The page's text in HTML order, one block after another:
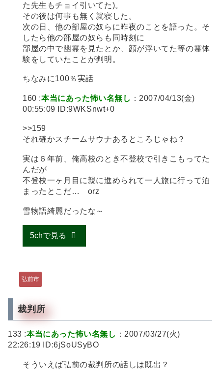
た先生もチョイ引いてた)。
その後は何事も無く就寝した。
次の日、他の部屋の奴らに昨夜のことを語った。そ
したら他の部屋の奴らも同時刻に
部屋の中で幽霊を見たとか、顔が浮いてた等の霊体
験をしていたことが判明。
ちなみに100％実話
160 :本当にあった怖い名無し ：2007/04/13(金)
00:55:09 ID:9WKSnwt+0
>>159
それ確かスチームサウナあるところじゃね？
実は６年前、俺高校のとき不登校で引きこもってた
んだが
不登校一ヶ月目に親に進められて一人旅に行って泊
まったとこだ… orz
雪物語綺麗だったな～
5chで見る
弘前市
裁判所
133 :本当にあった怖い名無し ：2007/03/27(火)
22:26:19 ID:6jSoUSyBO
そういえば弘前の裁判所の話しは既出？